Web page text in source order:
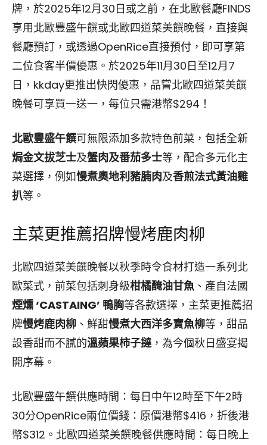
牌，於2025年12月30日或之前，在北歐餐廳FINDS
享用北歐豐盛午饌或北歐四道菜美饌晚餐，直接與
餐廳預訂，或透過OpenRice直接預付，即可享第
二位食客半價優惠。於2025年11月30日至12月7
日，kkday更推出快閃優惠，品嘗北歐四道菜美饌
晚餐可享買一送一，每位只需港幣$294！
北歐豐盛午饌可無限添加多款特色前菜，包括全新
焗金文拔芝士及蟹肉及番茄多士等，配合多元化主
菜選擇，例如慢煮奧地利豬腩肉及香煎法式黃油雞
扒等。
主菜更推薦招牌慢烤鹿肉柳
北歐四道菜美饌晚餐以秋季時令食材打造一系列北
歐菜式，前菜包括刺身級柑橘醃油甘魚 、產自法國
煙燻 ‘CASTAING’ 鴨胸等各款選擇，主菜更推薦招
牌慢烤鹿肉柳 、鮮甜慢煮大西洋多寶魚柳等，甜品
設香甜而不膩的溫蘋果柿子撻，為今個秋日盛宴揭
開序幕。
北歐豐盛午饌供應時間：每日中午12時至下午2時
30分OpenRice兩位價錢：原價港幣$416，折後港
幣$312。北歐四道菜美饌晚餐供應時間：每日晚上